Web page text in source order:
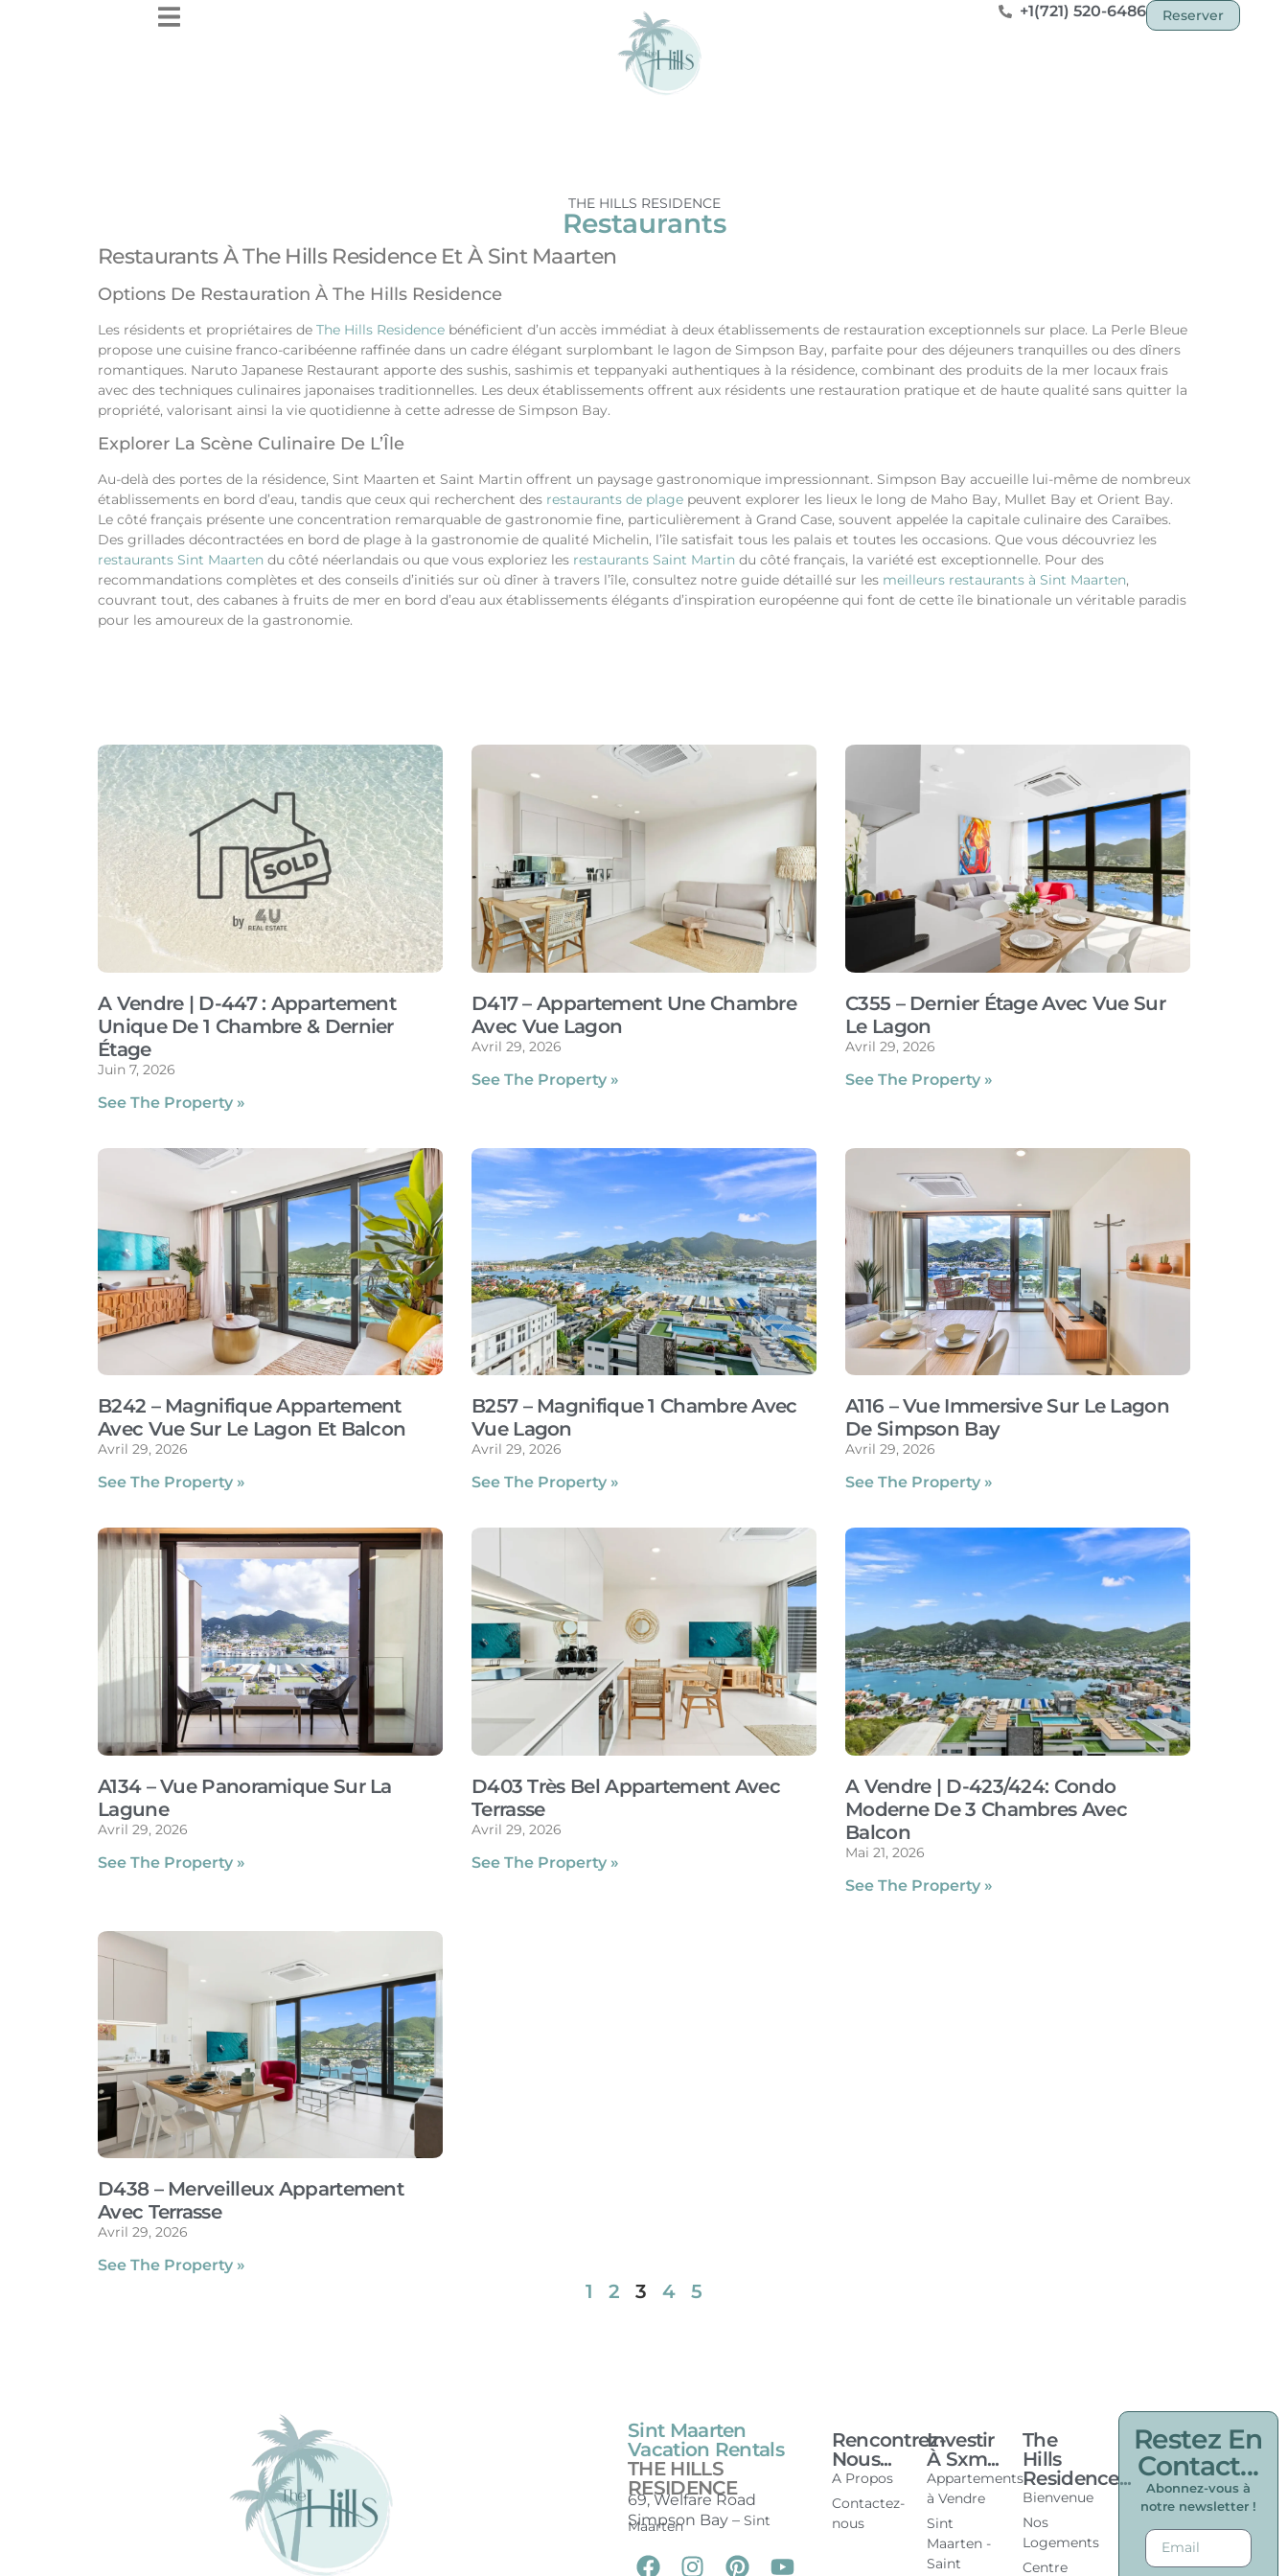
Reserver
+1(721) 520-6486
THE HILLS RESIDENCE
Restaurants
Restaurants À The Hills Residence Et À Sint Maarten
Options De Restauration À The Hills Residence
Les résidents et propriétaires de The Hills Residence bénéficient d’un accès immédiat à deux établissements de restauration exceptionnels sur place. La Perle Bleue
propose une cuisine franco-caribéenne raffinée dans un cadre élégant surplombant le lagon de Simpson Bay, parfaite pour des déjeuners tranquilles ou des dîners
romantiques. Naruto Japanese Restaurant apporte des sushis, sashimis et teppanyaki authentiques à la résidence, combinant des produits de la mer locaux frais
avec des techniques culinaires japonaises traditionnelles. Les deux établissements offrent aux résidents une restauration pratique et de haute qualité sans quitter la
propriété, valorisant ainsi la vie quotidienne à cette adresse de Simpson Bay.
Explorer La Scène Culinaire De L’Île
Au-delà des portes de la résidence, Sint Maarten et Saint Martin offrent un paysage gastronomique impressionnant. Simpson Bay accueille lui-même de nombreux
établissements en bord d’eau, tandis que ceux qui recherchent des restaurants de plage peuvent explorer les lieux le long de Maho Bay, Mullet Bay et Orient Bay.
Le côté français présente une concentration remarquable de gastronomie fine, particulièrement à Grand Case, souvent appelée la capitale culinaire des Caraïbes.
Des grillades décontractées en bord de plage à la gastronomie de qualité Michelin, l’île satisfait tous les palais et toutes les occasions. Que vous découvriez les
restaurants Sint Maarten du côté néerlandais ou que vous exploriez les restaurants Saint Martin du côté français, la variété est exceptionnelle. Pour des
recommandations complètes et des conseils d’initiés sur où dîner à travers l’île, consultez notre guide détaillé sur les meilleurs restaurants à Sint Maarten,
couvrant tout, des cabanes à fruits de mer en bord d’eau aux établissements élégants d’inspiration européenne qui font de cette île binationale un véritable paradis
pour les amoureux de la gastronomie.
A Vendre | D-447 : Appartement
Unique De 1 Chambre & Dernier
Étage
Juin 7, 2026
See The Property »
D417 – Appartement Une Chambre
Avec Vue Lagon
Avril 29, 2026
See The Property »
C355 – Dernier Étage Avec Vue Sur
Le Lagon
Avril 29, 2026
See The Property »
B242 – Magnifique Appartement
Avec Vue Sur Le Lagon Et Balcon
Avril 29, 2026
See The Property »
B257 – Magnifique 1 Chambre Avec
Vue Lagon
Avril 29, 2026
See The Property »
A116 – Vue Immersive Sur Le Lagon
De Simpson Bay
Avril 29, 2026
See The Property »
A134 – Vue Panoramique Sur La
Lagune
Avril 29, 2026
See The Property »
D403 Très Bel Appartement Avec
Terrasse
Avril 29, 2026
See The Property »
A Vendre | D-423/424: Condo
Moderne De 3 Chambres Avec
Balcon
Mai 21, 2026
See The Property »
D438 – Merveilleux Appartement
Avec Terrasse
Avril 29, 2026
See The Property »
1 2 3 4 5
Sint Maarten
Vacation Rentals
THE HILLS
RESIDENCE
69, Welfare Road
Simpson Bay –Sint
Maarten
Rencontrez-
Nous...
A Propos
Contactez-
nous
Investir
À Sxm...
Appartements
à Vendre
Sint
Maarten -
Saint
The
Hills
Residence...
Bienvenue
Nos
Logements
Centre
Restez En
Contact...
Abonnez-vous à
notre newsletter !